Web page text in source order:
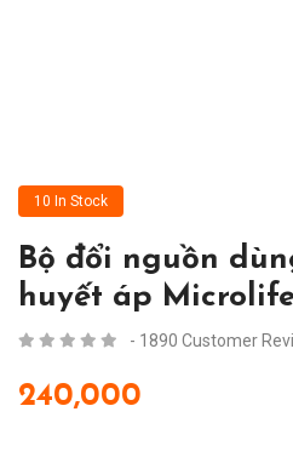
10 In Stock
Bộ đổi nguồn
huyết áp
- 1890 Customer
240,000